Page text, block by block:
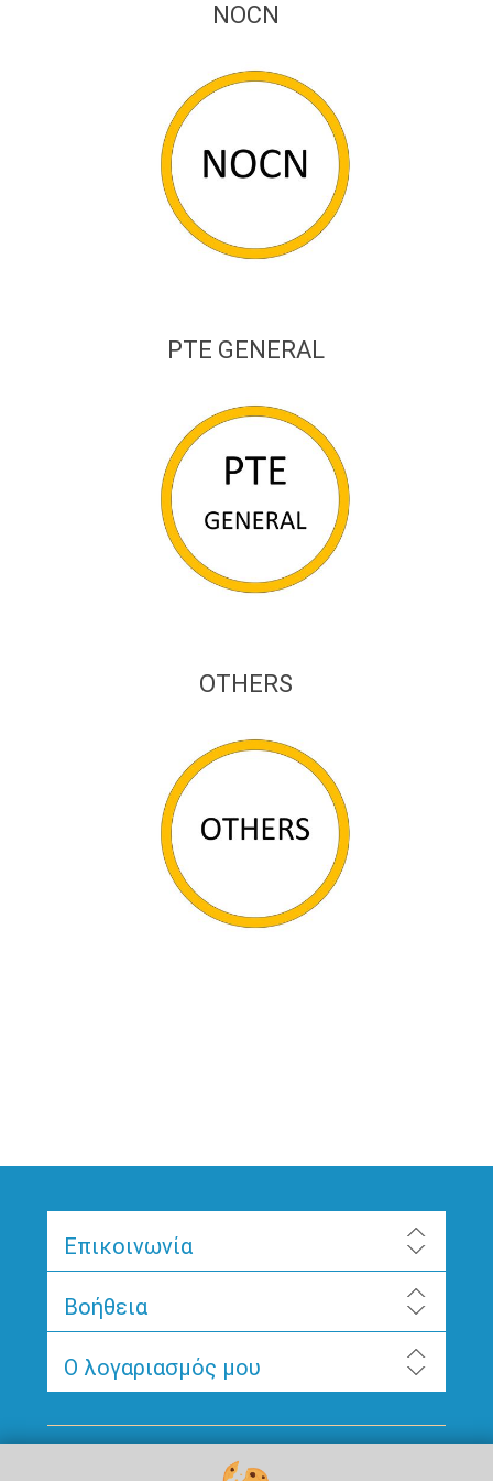
NOCN
PTE GENERAL
OTHERS
Επικοινωνία
Βοήθεια
Ο λογαριασμός μου
Ακολουθήστε μας